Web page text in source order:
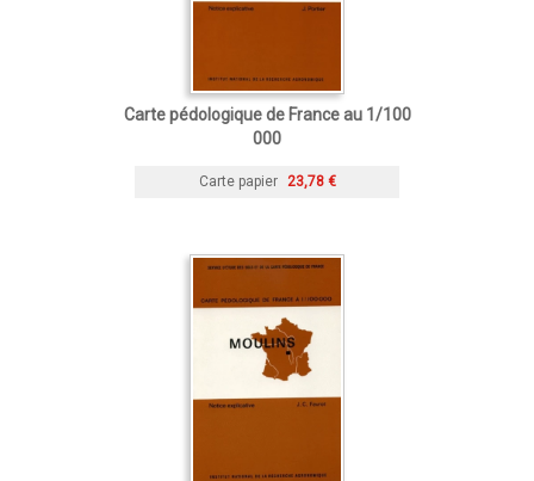
Carte pédologique de France au 1/100
000
Carte papier 23,78 €